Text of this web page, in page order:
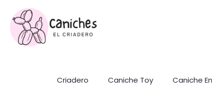
Criadero Caniche Toy Caniche